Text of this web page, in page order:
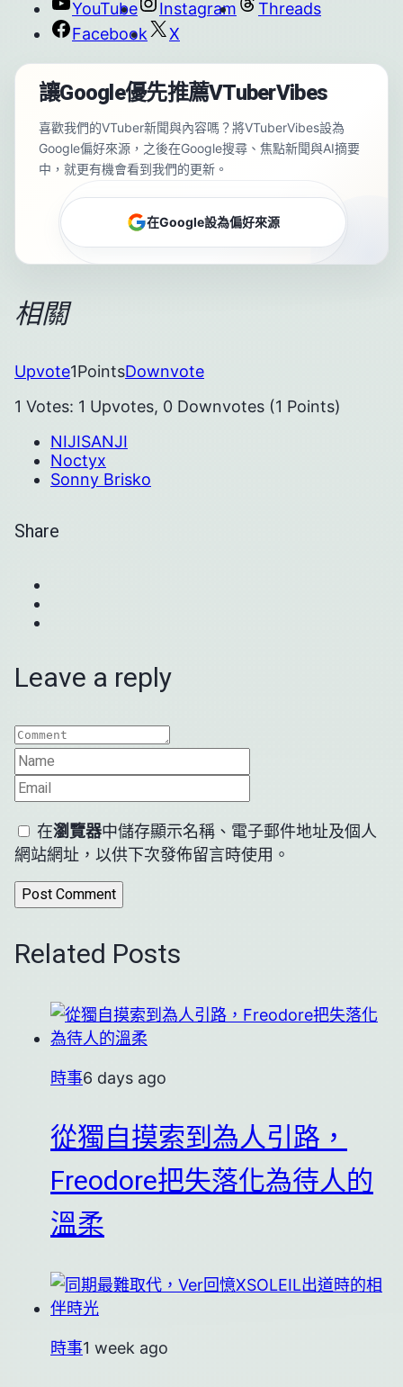
YouTube Instagram
Threads
Facebook
X
讓Google優先推薦VTuberVibes
喜歡我們的VTuber新聞與內容嗎？將VTuberVibes設為
Google偏好來源，之後在Google搜尋、焦點新聞與AI摘要
中，就更有機會看到我們的更新。
在Google設為偏好來源
相關
Upvote1PointsDownvote
1 Votes: 1 Upvotes, 0 Downvotes (1 Points)
NIJISANJI
Noctyx
Sonny Brisko
Share
Leave a reply
在瀏覽器中儲存顯示名稱、電子郵件地址及個人
網站網址，以供下次發佈留言時使用。
Related Posts
時事6 days ago
從獨自摸索到為人引路，
Freodore把失落化為待人的
溫柔
時事1 week ago